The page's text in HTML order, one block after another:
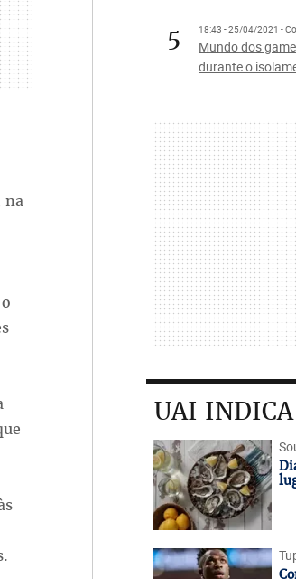
na
5 18:43 - 25/04/2021 -
Mundo dos
durante o
UAI INDICA